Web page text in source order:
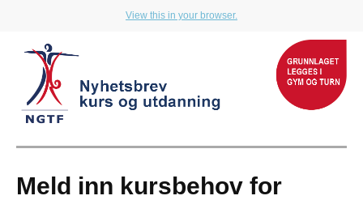
View this in your browser.
Meld inn kursbehov for